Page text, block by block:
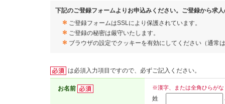
下記のご登録フォームよりお申込みください。ご登録から求
ご登録フォームはSSLにより保護されています。
ご登録の秘密は厳守いたします。
ブラウザの設定でクッキーを有効にしてください（通常
は必須入力項目ですので、必ずご記入ください。
お名前 ※漢字、または全角ひらが
姓